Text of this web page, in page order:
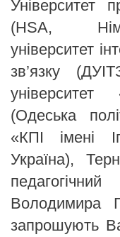
Університет
(HSA,
університет
зв’язку
університет
(Одеська
«КПІ імені
Україна),
Володимира
запрошують